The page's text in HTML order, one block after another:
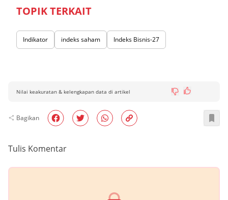
TOPIK TERKAIT
Indikator indeks saham Indeks Bisnis-27
Nilai keakuratan & kelengkapan data di artikel
Bagikan
Tulis Komentar